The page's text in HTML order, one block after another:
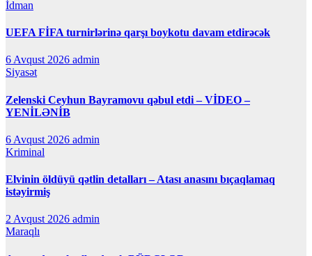
İdman
UEFA FİFA turnirlərinə qarşı boykotu davam etdirəcək
6 Avqust 2026 admin
Siyasət
Zelenski Ceyhun Bayramovu qəbul etdi – VİDEO –
YENİLƏNİB
6 Avqust 2026 admin
Kriminal
Elvinin öldüyü qətlin detalları – Atası anasını bıçaqlamaq
istəyirmiş
2 Avqust 2026 admin
Maraqlı